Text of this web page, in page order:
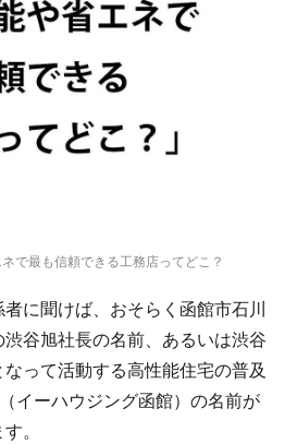
で最も信頼できる工務店ってどこ？
に聞けば、おそらく函館市石川
谷旭社長の名前、あるいは渋谷
って活動する高性能住宅の普及
イーハウジング函館）の名前が
。